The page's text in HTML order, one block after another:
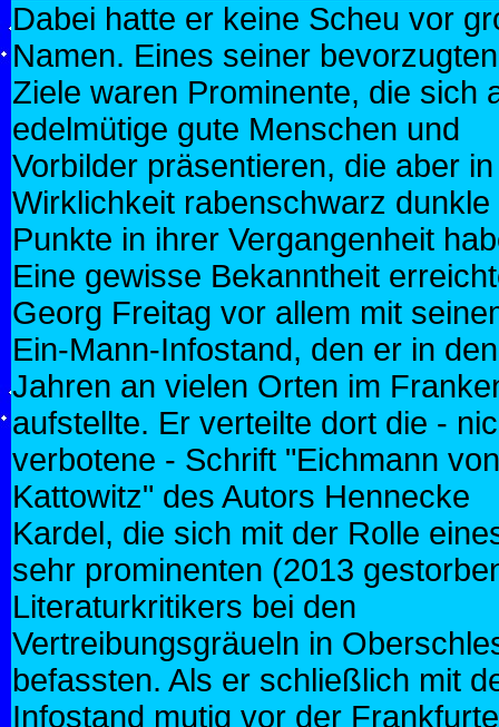
Dabei hatte er keine Scheu vor
Namen. Eines seiner bevorzugten
Ziele waren Prominente, die sich
edelmütige gute Menschen und
Vorbilder präsentieren, die aber in
Wirklichkeit rabenschwarz dunkle
Punkte in ihrer Vergangenheit
Eine gewisse Bekanntheit
Georg Freitag vor allem mit
Ein-Mann-Infostand, den er in
Jahren an vielen Orten im
aufstellte. Er verteilte dort die -
verbotene - Schrift "Eichmann von
Kattowitz" des Autors Hennecke
Kardel, die sich mit der Rolle
sehr prominenten (2013
Literaturkritikers bei den
Vertreibungsgräueln in
befassten. Als er schließlich mit
Infostand mutig vor der